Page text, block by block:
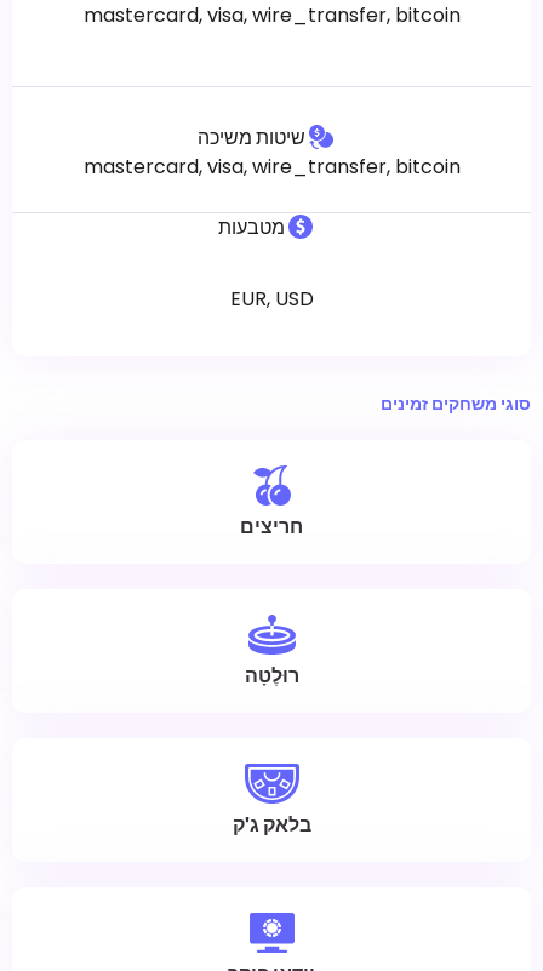
mastercard, visa, wire_transfer, bitcoin
שיטות משיכה
mastercard, visa, wire_transfer, bitcoin
מטבעות
EUR, USD
סוגי משחקים זמינים
חריצים
רוּלֶטָה
בלאק ג'ק